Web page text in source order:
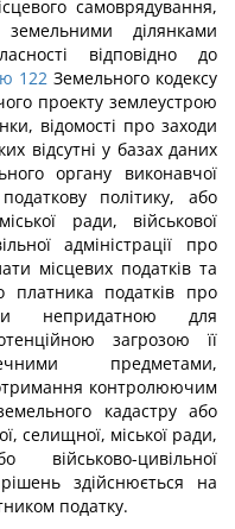
самоврядування,
ділянками
відповідно до
122 Земельного кодексу
проекту землеустрою
відомості про заходи
відсутні у базах даних
органу виконавчої
політику, або
ради, військової
адміністрації про
місцевих податків та
платника податків про
непридатною для
загрозою її
предметами,
контролюючим
кадастру або
селищної, міської ради,
військово-цивільної
здійснюється на
податку.